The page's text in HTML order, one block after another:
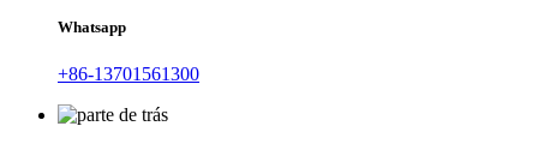
Whatsapp
+86-13701561300